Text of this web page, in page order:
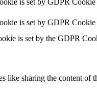
is set by GDPR Cookie
is set by GDPR Cookie
is set by the GDPR
sharing the content of